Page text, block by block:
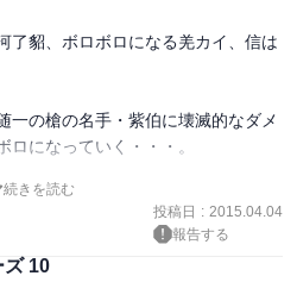
了貂、ボロボロになる羌カイ、信は
一の槍の名手・紫伯に壊滅的なダメ
ロになっていく・・・。
この３６巻では、ひたすら苦しい戦
ながらもちょっと微笑ましくもあ
。
続きを読む
投稿日 : 2015.04.04
報告する
ズ 10